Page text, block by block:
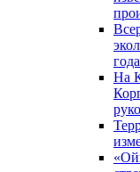
года
На